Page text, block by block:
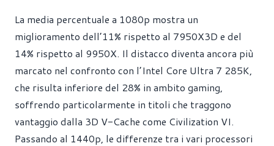
La media percentuale a 1080p mostra un
miglioramento dell’11% rispetto al 7950X3D e del
14% rispetto al 9950X. Il distacco diventa ancora più
marcato nel confronto con l’Intel Core Ultra 7 285K,
che risulta inferiore del 28% in ambito gaming,
soffrendo particolarmente in titoli che traggono
vantaggio dalla 3D V-Cache come Civilization VI.
Passando al 1440p, le differenze tra i vari processori